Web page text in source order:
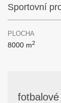
Sportovní
PLOCHA
8000 m2